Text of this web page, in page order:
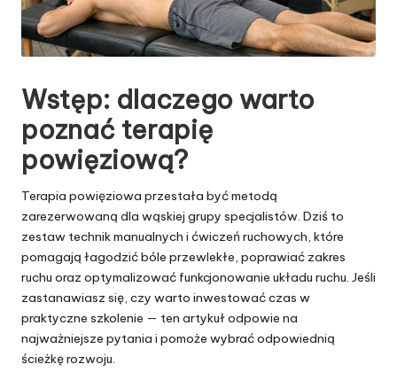
Wstęp: dlaczego warto
poznać terapię
powięziową?
Terapia powięziowa przestała być metodą
zarezerwowaną dla wąskiej grupy specjalistów. Dziś to
zestaw technik manualnych i ćwiczeń ruchowych, które
pomagają łagodzić bóle przewlekłe, poprawiać zakres
ruchu oraz optymalizować funkcjonowanie układu ruchu. Jeśli
zastanawiasz się, czy warto inwestować czas w
praktyczne szkolenie — ten artykuł odpowie na
najważniejsze pytania i pomoże wybrać odpowiednią
ścieżkę rozwoju.